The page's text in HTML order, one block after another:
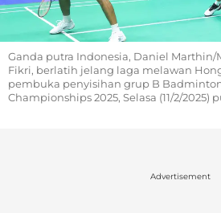
Ganda putra Indonesia, Daniel
Fikri, berlatih jelang laga melawan
pembuka penyisihan grup B
Championships 2025, Selasa (11/2/2025)
Advertisement